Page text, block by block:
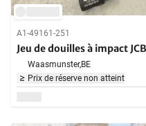
A1-49161-251
Jeu de douilles à impact
Waasmunster,BE
Prix de réserve non atteint